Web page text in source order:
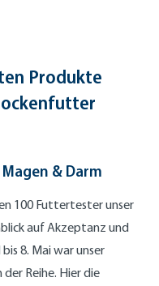
Produkte
& Darm
100 Futtertester unser
auf Akzeptanz und
8. Mai war unser
Reihe. Hier die